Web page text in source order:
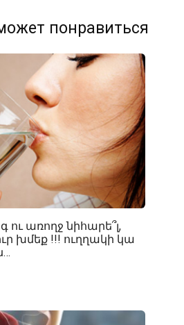
понравиться
ու առողջ նիհարե՞լ,
խմեք !!! ուղղակի կա